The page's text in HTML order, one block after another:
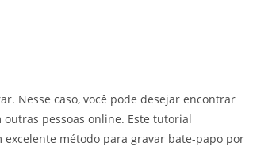
Nesse caso, você pode desejar encontrar
pessoas online. Este tutorial
método para gravar bate-papo por